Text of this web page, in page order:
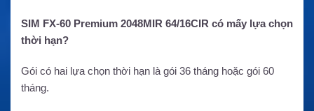
SIM FX-60 Premium 2048MIR 64/16CIR có mấy lựa chọn
thời hạn?
Gói có hai lựa chọn thời hạn là gói 36 tháng hoặc gói 60
tháng.